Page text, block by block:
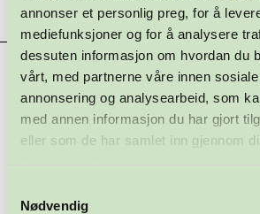
annonser et personlig preg, for å
mediefunksjoner og for å analysere
dessuten informasjon om hvordan du
vårt, med partnerne våre innen
annonsering og analysearbeid, som
med annen informasjon du har gjort
eller som de har samlet inn gjennom
tjenestene deres.
Nødvendig
Hovedsamarbeidspartnere